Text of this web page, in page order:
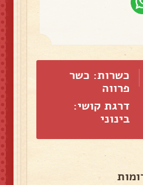
כשרות: כשר
פרווה
דרגת קושי:
בינוני